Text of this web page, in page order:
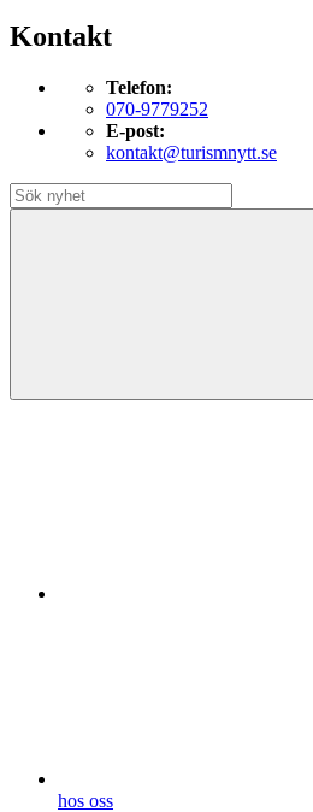
Kontakt
Telefon:
070-9779252
E-post:
kontakt@turismnytt.se
hos oss